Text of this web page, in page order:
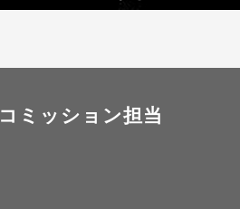
ミッション担当